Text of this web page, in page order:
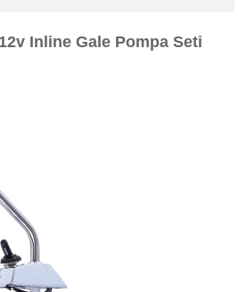
Inline Gale Pompa Seti